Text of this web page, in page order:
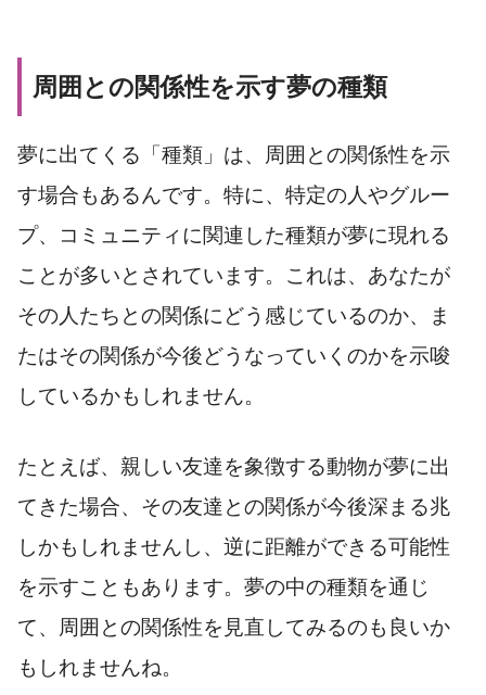
周囲との関係性を示す夢の種類
夢に出てくる「種類」は、周囲との関係性を示
す場合もあるんです。特に、特定の人やグルー
プ、コミュニティに関連した種類が夢に現れる
ことが多いとされています。これは、あなたが
その人たちとの関係にどう感じているのか、ま
たはその関係が今後どうなっていくのかを示唆
しているかもしれません。
たとえば、親しい友達を象徴する動物が夢に出
てきた場合、その友達との関係が今後深まる兆
しかもしれませんし、逆に距離ができる可能性
を示すこともあります。夢の中の種類を通じ
て、周囲との関係性を見直してみるのも良いか
もしれませんね。